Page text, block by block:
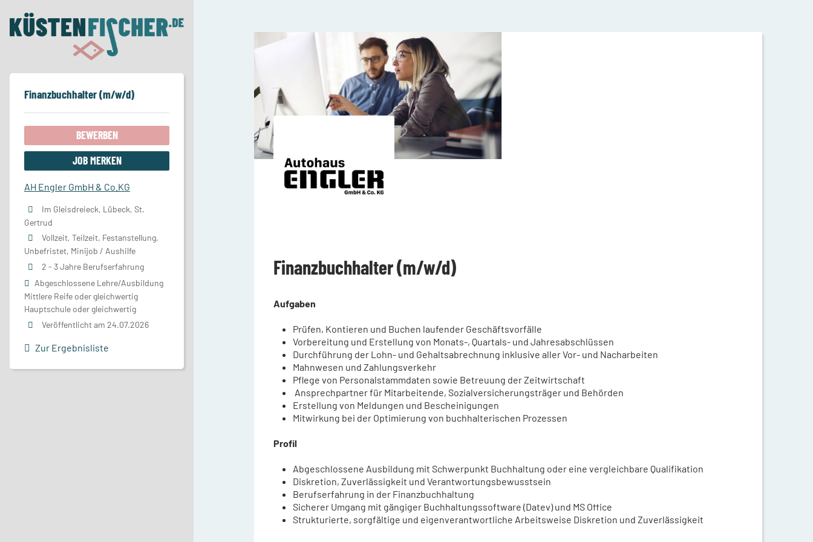
Finanzbuchhalter (m/w/d)
Aufgaben
Prüfen, Kontieren und Buchen laufender Geschäftsvorfälle
Vorbereitung und Erstellung von Monats-, Quartals- und Jahresabschlüssen
Durchführung der Lohn- und Gehaltsabrechnung inklusive aller Vor- und Nacharbeiten
Mahnwesen und Zahlungsverkehr
Pflege von Personalstammdaten sowie Betreuung der Zeitwirtschaft
Ansprechpartner für Mitarbeitende, Sozialversicherungsträger und Behörden
Erstellung von Meldungen und Bescheinigungen
Mitwirkung bei der Optimierung von buchhalterischen Prozessen
Profil
Abgeschlossene Ausbildung mit Schwerpunkt Buchhaltung oder eine vergleichbare Qualifikation
Diskretion, Zuverlässigkeit und Verantwortungsbewusstsein
Berufserfahrung in der Finanzbuchhaltung
Sicherer Umgang mit gängiger Buchhaltungssoftware (Datev) und MS Office
Strukturierte, sorgfältige und eigenverantwortliche Arbeitsweise Diskretion und Zuverlässigkeit
Finanzbuchhalter (m/w/d)
BEWERBEN
JOB MERKEN
AH Engler GmbH & Co.KG
Im Gleisdreieck, Lübeck, St.
Gertrud
Vollzeit, Teilzeit, Festanstellung,
Unbefristet, Minijob / Aushilfe
2 - 3 Jahre Berufserfahrung
Abgeschlossene Lehre/Ausbildung
Mittlere Reife oder gleichwertig
Hauptschule oder gleichwertig
Veröffentlicht am 24.07.2026
Zur Ergebnisliste